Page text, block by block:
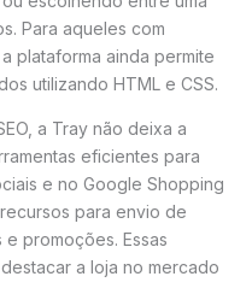
Para aqueles com
plataforma ainda permite
utilizando HTML e CSS.
a Tray não deixa a
eficientes para
e no Google Shopping
para envio de
promoções. Essas
a loja no mercado